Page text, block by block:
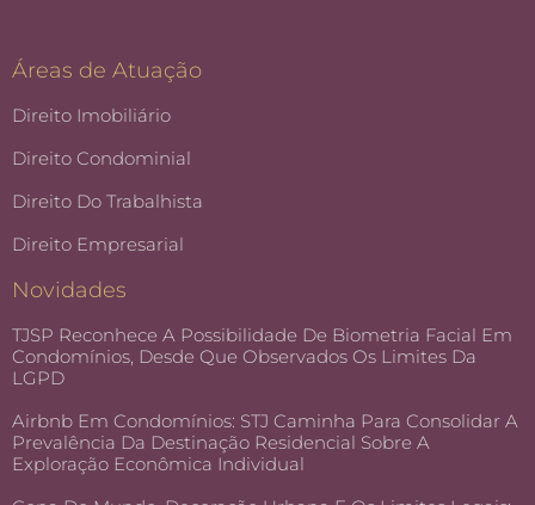
Áreas de Atuação
Direito Imobiliário
Direito Condominial
Direito Do Trabalhista
Direito Empresarial
Novidades
TJSP Reconhece A Possibilidade De Biometria Facial Em
Condomínios, Desde Que Observados Os Limites Da
LGPD
Airbnb Em Condomínios: STJ Caminha Para Consolidar A
Prevalência Da Destinação Residencial Sobre A
Exploração Econômica Individual